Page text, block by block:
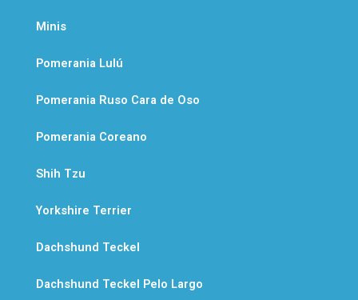
t
s
a
p
p
Minis
Pomerania Lulú
Pomerania Ruso Cara de Oso
Pomerania Coreano
Shih Tzu
Yorkshire Terrier
Dachshund Teckel
Dachshund Teckel Pelo Largo